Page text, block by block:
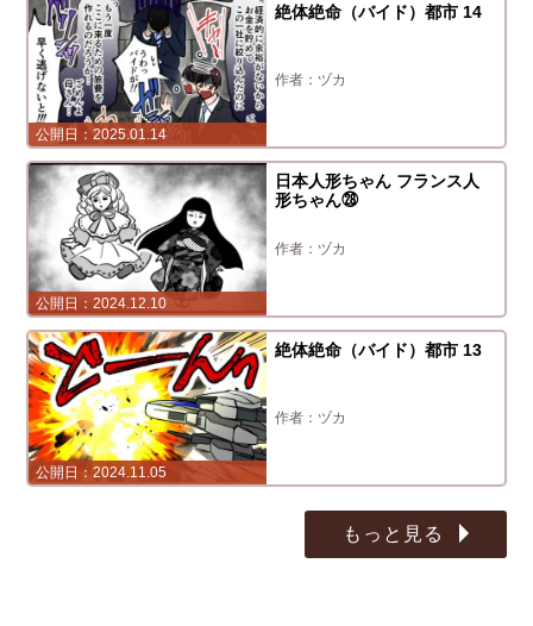
2025.01.14
絶体絶命（バイド）都市 14
ヅカ
2024.12.10
日本人形ちゃん フランス人
形ちゃん㉘
ヅカ
2024.11.05
絶体絶命（バイド）都市 13
ヅカ
もっと見る